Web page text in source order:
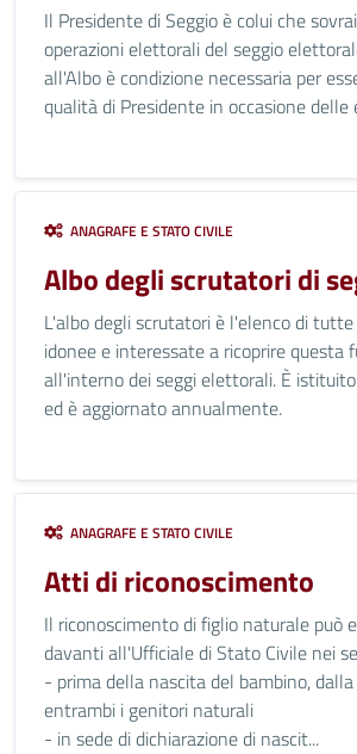
Il Presidente di Seggio è colui che
operazioni elettorali del seggio
all'Albo è condizione necessaria per
qualità di Presidente in occasione delle
ANAGRAFE E STATO CIVILE
Albo degli scrutatori di
L'albo degli scrutatori è l'elenco di
idonee e interessate a ricoprire questa
all'interno dei seggi elettorali. È
ed è aggiornato annualmente.
ANAGRAFE E STATO CIVILE
Atti di riconoscimento
Il riconoscimento di figlio naturale può
davanti all'Ufficiale di Stato Civile nei
- prima della nascita del bambino,
entrambi i genitori naturali
- in sede di dichiarazione di nascit...